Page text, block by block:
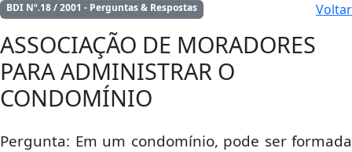
BDI Nº.18 / 2001 - Perguntas & Respostas Voltar
ASSOCIAÇÃO DE MORADORES
PARA ADMINISTRAR O
CONDOMÍNIO
Pergunta: Em um condomínio, pode ser formada